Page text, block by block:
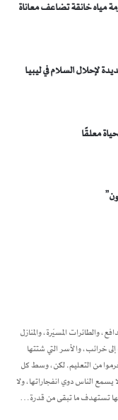
مياه خانقة تضاعف معاناة
لإحلال السلام في ليبيا
معلقًا
والطائرات المسيّرة، والمنازل
إلى خرائب، والأسر التي شتتها
حُرموا من التعليم. لكن، وسط كل
الناس دوي انفجاراتها، ولا
تستهدف ما تبقى من قدرة…